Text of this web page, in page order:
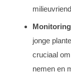
jonge
cruciaal
nemen en